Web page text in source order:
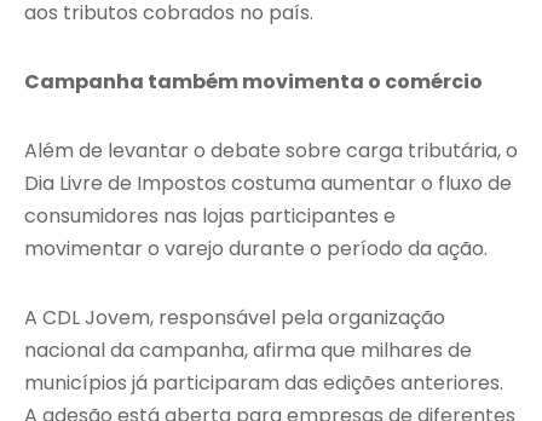
aos tributos cobrados no país.
Campanha também movimenta o comércio
Além de levantar o debate sobre carga tributária, o
Dia Livre de Impostos costuma aumentar o fluxo de
consumidores nas lojas participantes e
movimentar o varejo durante o período da ação.
A CDL Jovem, responsável pela organização
nacional da campanha, afirma que milhares de
municípios já participaram das edições anteriores.